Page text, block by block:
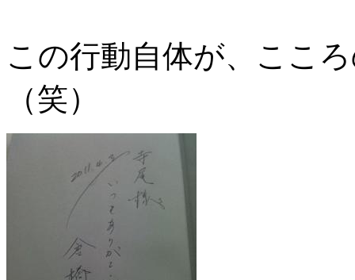
この行動自体が、ここ
（笑）